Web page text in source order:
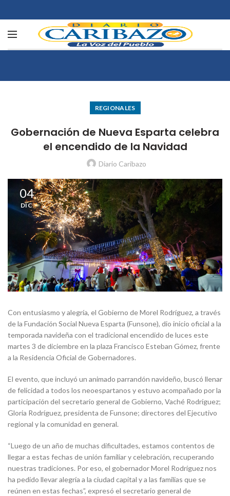
REGIONALES
Gobernación de Nueva Esparta celebra
el encendido de la Navidad
Diario Caribazo
04
DIC
Con entusiasmo y alegría, el Gobierno de Morel Rodríguez, a través
de la Fundación Social Nueva Esparta (Funsone), dio inicio oficial a la
temporada navideña con el tradicional encendido de luces este
martes 3 de diciembre en la plaza Francisco Esteban Gómez, frente
a la Residencia Oficial de Gobernadores.
El evento, que incluyó un animado parrandón navideño, buscó llenar
de felicidad a todos los neoespartanos y estuvo acompañado por la
participación del secretario general de Gobierno, Vaché Rodríguez;
Gloria Rodríguez, presidenta de Funsone; directores del Ejecutivo
regional y la comunidad en general.
“Luego de un año de muchas dificultades, estamos contentos de
llegar a estas fechas de unión familiar y celebración, recuperando
nuestras tradiciones. Por eso, el gobernador Morel Rodríguez nos
ha pedido llevar alegría a la ciudad capital y a las familias que se
reúnen en estas fechas”, expresó el secretario general de